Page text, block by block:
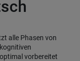
alle Phasen von
vorbereitet